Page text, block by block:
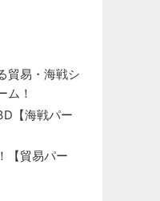
貿易・海戦シ
ム！
【海戦パー
【貿易パー